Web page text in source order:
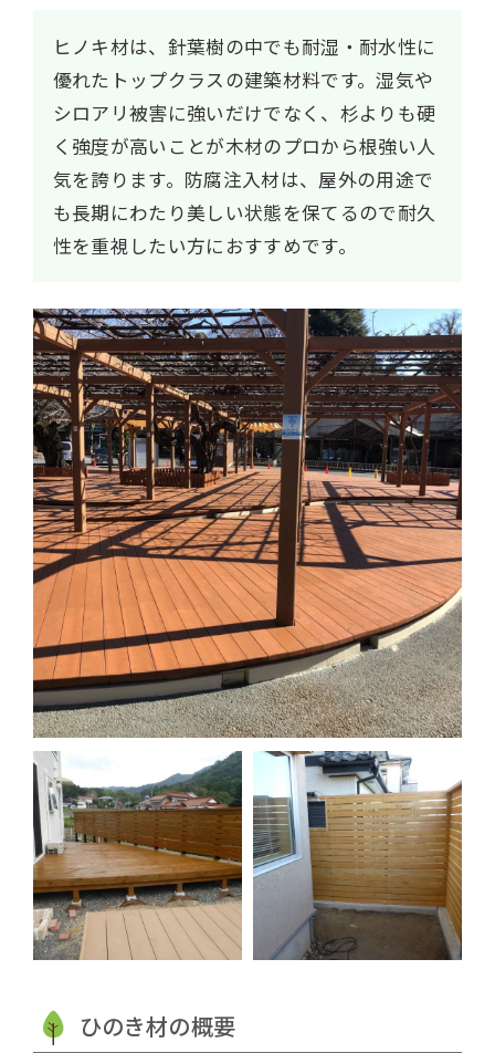
ヒノキ材は、針葉樹の中でも耐湿・耐水性に
優れたトップクラスの建築材料です。湿気や
シロアリ被害に強いだけでなく、杉よりも硬
く強度が高いことが木材のプロから根強い人
気を誇ります。防腐注入材は、屋外の用途で
も長期にわたり美しい状態を保てるので耐久
性を重視したい方におすすめです。
ひのき材の概要